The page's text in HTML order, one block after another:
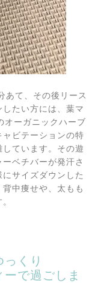
あて、その後リース
たい方には、葉マ
オーガニックハーブ
ビテーションの特
ています。その遊
ベチバーが発汗さ
サイズダウンした
中痩せや、太もも
くり
で過ごしま